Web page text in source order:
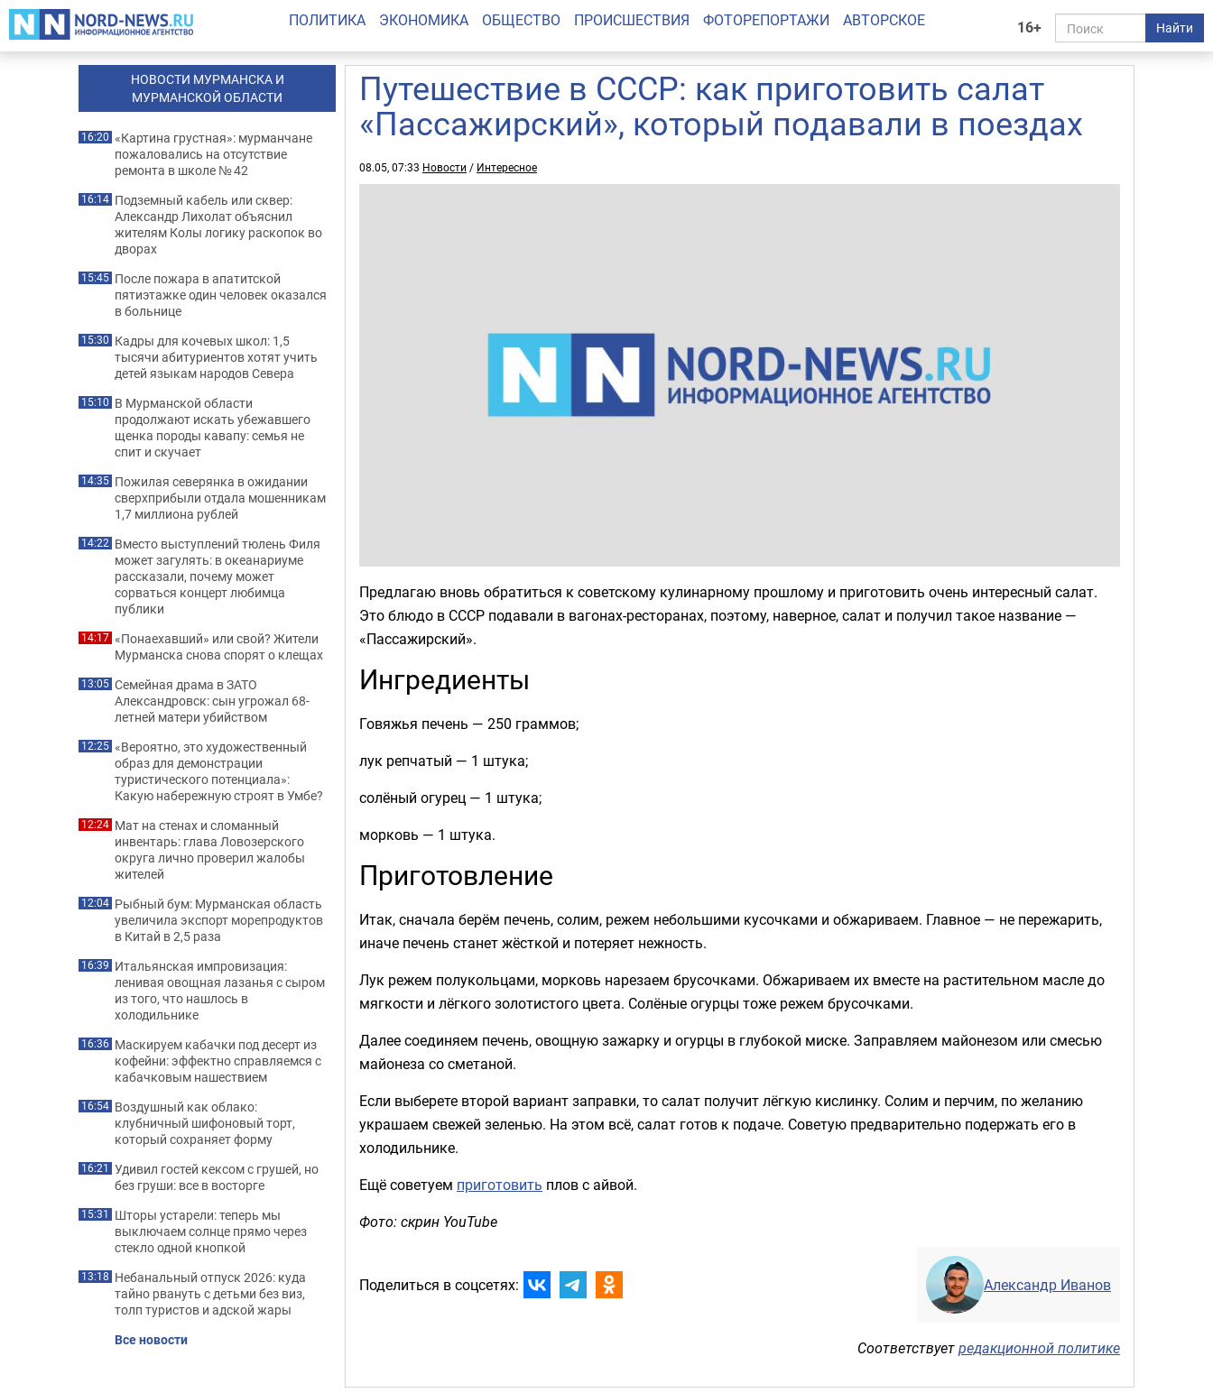
16+ Найти
ПОЛИТИКА ЭКОНОМИКА ОБЩЕСТВО ПРОИСШЕСТВИЯ ФОТОРЕПОРТАЖИ АВТОРСКОЕ
Путешествие в СССР: как приготовить салат
«Пассажирский», который подавали в поездах
08.05, 07:33 Новости / Интересное
Предлагаю вновь обратиться к советскому кулинарному прошлому и приготовить очень интересный салат.
Это блюдо в СССР подавали в вагонах-ресторанах, поэтому, наверное, салат и получил такое название —
«Пассажирский».
Ингредиенты
Говяжья печень — 250 граммов;
лук репчатый — 1 штука;
солёный огурец — 1 штука;
морковь — 1 штука.
Приготовление
Итак, сначала берём печень, солим, режем небольшими кусочками и обжариваем. Главное — не пережарить,
иначе печень станет жёсткой и потеряет нежность.
Лук режем полукольцами, морковь нарезаем брусочками. Обжариваем их вместе на растительном масле до
мягкости и лёгкого золотистого цвета. Солёные огурцы тоже режем брусочками.
Далее соединяем печень, овощную зажарку и огурцы в глубокой миске. Заправляем майонезом или смесью
майонеза со сметаной.
Если выберете второй вариант заправки, то салат получит лёгкую кислинку. Солим и перчим, по желанию
украшаем свежей зеленью. На этом всё, салат готов к подаче. Советую предварительно подержать его в
холодильнике.
Ещё советуем приготовить плов с айвой.
Фото: скрин YouTube
Поделиться в соцсетях: Александр Иванов
Соответствуетредакционной политике
НОВОСТИ МУРМАНСКА И
МУРМАНСКОЙ ОБЛАСТИ
16:20 «Картина грустная»: мурманчане
пожаловались на отсутствие
ремонта в школе № 42
16:14 Подземный кабель или сквер:
Александр Лихолат объяснил
жителям Колы логику раскопок во
дворах
15:45 После пожара в апатитской
пятиэтажке один человек оказался
в больнице
15:30 Кадры для кочевых школ: 1,5
тысячи абитуриентов хотят учить
детей языкам народов Севера
15:10 В Мурманской области
продолжают искать убежавшего
щенка породы кавапу: семья не
спит и скучает
14:35 Пожилая северянка в ожидании
сверхприбыли отдала мошенникам
1,7 миллиона рублей
14:22 Вместо выступлений тюлень Филя
может загулять: в океанариуме
рассказали, почему может
сорваться концерт любимца
публики
14:17 «Понаехавший» или свой? Жители
Мурманска снова спорят о клещах
13:05 Семейная драма в ЗАТО
Александровск: сын угрожал 68-
летней матери убийством
12:25 «Вероятно, это художественный
образ для демонстрации
туристического потенциала»:
Какую набережную строят в Умбе?
12:24 Мат на стенах и сломанный
инвентарь: глава Ловозерского
округа лично проверил жалобы
жителей
12:04 Рыбный бум: Мурманская область
увеличила экспорт морепродуктов
в Китай в 2,5 раза
16:39 Итальянская импровизация:
ленивая овощная лазанья с сыром
из того, что нашлось в
холодильнике
16:36 Маскируем кабачки под десерт из
кофейни: эффектно справляемся с
кабачковым нашествием
16:54 Воздушный как облако:
клубничный шифоновый торт,
который сохраняет форму
16:21 Удивил гостей кексом с грушей, но
без груши: все в восторге
15:31 Шторы устарели: теперь мы
выключаем солнце прямо через
стекло одной кнопкой
13:18 Небанальный отпуск 2026: куда
тайно рвануть с детьми без виз,
толп туристов и адской жары
Все новости